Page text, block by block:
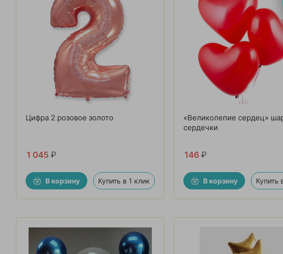
Цифра 2 розовое золото
1 045 ₽
В корзину Купить в 1 клик
«Великолепие сердец»
сердечки
146 ₽
В корзину Купить